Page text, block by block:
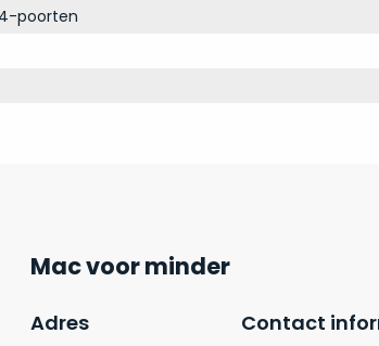
poorten
Mac voor minder
Adres Contact